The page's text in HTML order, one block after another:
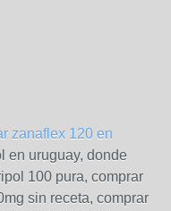
zanaflex 120 en
en uruguay, donde
100 pura, comprar
sin receta, comprar